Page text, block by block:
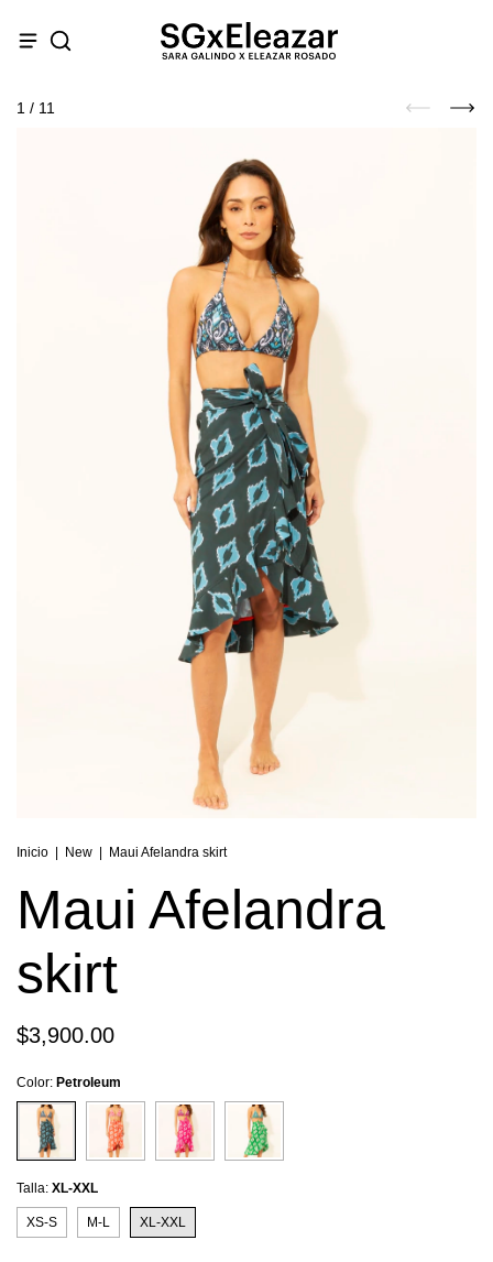
1 / 11
Inicio | New | Maui Afelandra skirt
Maui Afelandra
skirt
$3,900.00
Color: Petroleum
Talla: XL-XXL
XS-S M-L XL-XXL